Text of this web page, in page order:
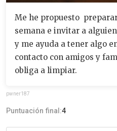
Me he propuesto
semana e invitar a
y me ayuda a tener algo
contacto con amigos y
obliga a limpiar.
pwner187
Puntuación final:4